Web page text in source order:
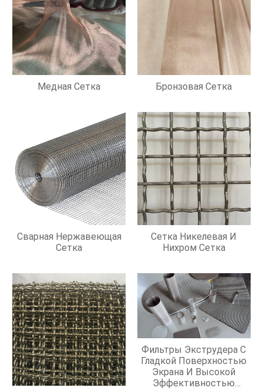
Медная Сетка Бронзовая Сетка
Сварная Нержавеющая
Сетка
Сетка Никелевая И
Нихром Сетка
Фильтры Экструдера С
Гладкой Поверхностью
Экрана И Высокой
Эффективностью